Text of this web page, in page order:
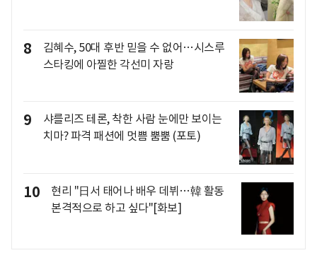
8
김혜수, 50대 후반 믿을 수 없어…시스루
스타킹에 아찔한 각선미 자랑
9
샤를리즈 테론, 착한 사람 눈에만 보이는
치마? 파격 패션에 멋쁨 뿜뿜 (포토)
10
현리 "日서 태어나 배우 데뷔…韓 활동
본격적으로 하고 싶다"[화보]